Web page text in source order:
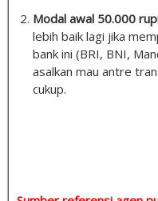
Modal awal 50.000
lebih baik lagi jika
bank ini (BRI, BNI,
asalkan mau antre
cukup.